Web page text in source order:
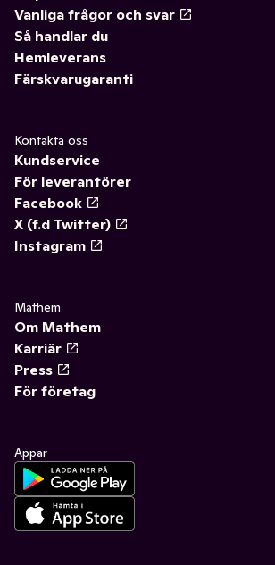
Vanliga frågor och svar
Så handlar du
Hemleverans
Färskvarugaranti
Kontakta oss
Kundservice
För leverantörer
Facebook
X (f.d Twitter)
Instagram
Mathem
Om Mathem
Karriär
Press
För företag
Appar